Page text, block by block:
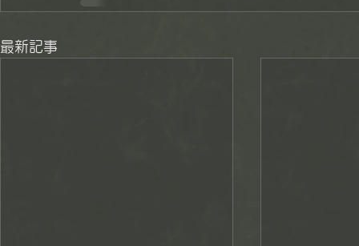
最新記事